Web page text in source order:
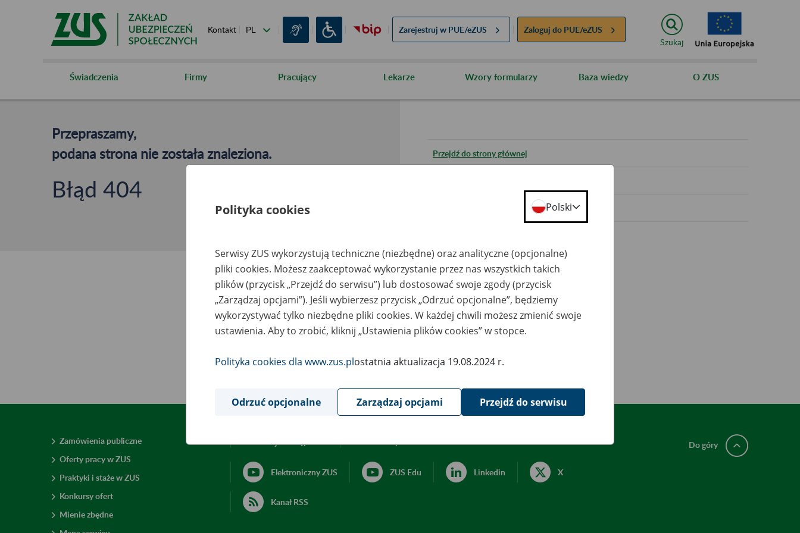
Kontakt Zarejestruj w PUE/eZUS Zaloguj do PUE/eZUS
Szukaj
Świadczenia Firmy Pracujący Lekarze Wzory formularzy Baza wiedzy O ZUS
Przepraszamy,
podana strona nie została znaleziona.
Błąd 404
Przejdź do strony głównej
Zamówienia publiczne
Oferty pracy w ZUS
Praktyki i staże w ZUS
Konkursy ofert
Mienie zbędne
Elektroniczny ZUS ZUS Edu Linkedin X
Kanał RSS
Do góry
Polityka cookies Polski
Serwisy ZUS wykorzystują techniczne (niezbędne) oraz analityczne (opcjonalne)
pliki cookies. Możesz zaakceptować wykorzystanie przez nas wszystkich takich
plików (przycisk „Przejdź do serwisu”) lub dostosować swoje zgody (przycisk
„Zarządzaj opcjami”). Jeśli wybierzesz przycisk „Odrzuć opcjonalne”, będziemy
wykorzystywać tylko niezbędne pliki cookies. W każdej chwili możesz zmienić swoje
ustawienia. Aby to zrobić, kliknij „Ustawienia plików cookies” w stopce.
Polityka cookies dla www.zus.plostatnia aktualizacja 19.08.2024 r.
Odrzuć opcjonalne Zarządzaj opcjami Przejdź do serwisu